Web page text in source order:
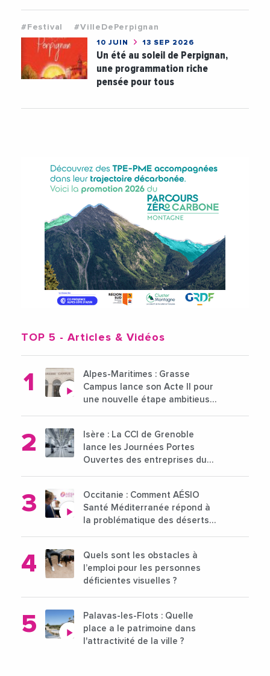
#Festival #VilleDePerpignan
10 JUIN 13 SEP 2026
Un été au soleil de Perpignan,
une programmation riche
pensée pour tous
TOP 5 - Articles & Vidéos
Alpes-Maritimes : Grasse
Campus lance son Acte II pour
une nouvelle étape ambitieuse
Isère : La CCI de Grenoble
lance les Journées Portes
Ouvertes des entreprises du
Occitanie : Comment AÉSIO
Santé Méditerranée répond à
la problématique des déserts
Quels sont les obstacles à
l’emploi pour les personnes
déficientes visuelles ?
Palavas-les-Flots : Quelle
place a le patrimoine dans
l'attractivité de la ville ?